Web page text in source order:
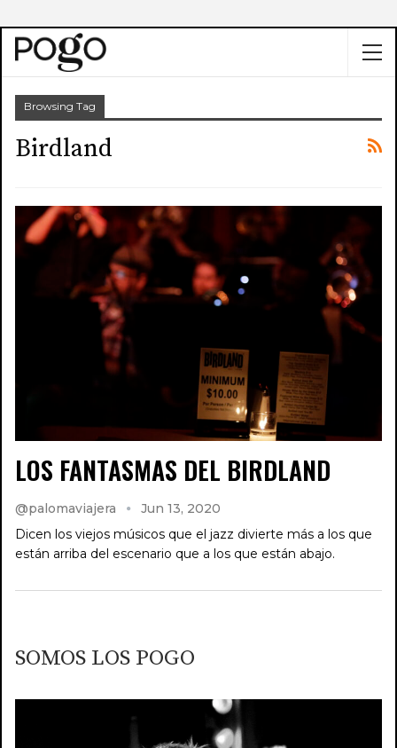
Browsing Tag
Birdland
LOS FANTASMAS DEL BIRDLAND
@palomaviajera
Jun 13, 2020
Dicen los viejos músicos que el jazz divierte más a los que
están arriba del escenario que a los que están abajo.
SOMOS LOS POGO